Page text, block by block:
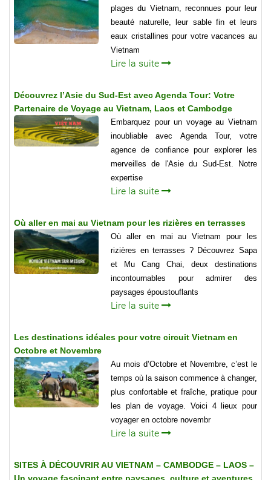
plages du Vietnam, reconnues pour leur
beauté naturelle, leur sable fin et leurs
eaux cristallines pour votre vacances au
Vietnam
Lire la suite
Découvrez l’Asie du Sud-Est avec Agenda Tour: Votre
Partenaire de Voyage au Vietnam, Laos et Cambodge
Embarquez pour un voyage au Vietnam
inoubliable avec Agenda Tour, votre
agence de confiance pour explorer les
merveilles de l'Asie du Sud-Est. Notre
expertise
Lire la suite
Où aller en mai au Vietnam pour les rizières en terrasses
Où aller en mai au Vietnam pour les
rizières en terrasses ? Découvrez Sapa
et Mu Cang Chai, deux destinations
incontournables pour admirer des
paysages époustouflants
Lire la suite
Les destinations idéales pour votre circuit Vietnam en
Octobre et Novembre
Au mois d’Octobre et Novembre, c’est le
temps où la saison commence à changer,
plus confortable et fraîche, pratique pour
les plan de voyage. Voici 4 lieux pour
voyager en octobre novembr
Lire la suite
SITES À DÉCOUVRIR AU VIETNAM – CAMBODGE – LAOS –